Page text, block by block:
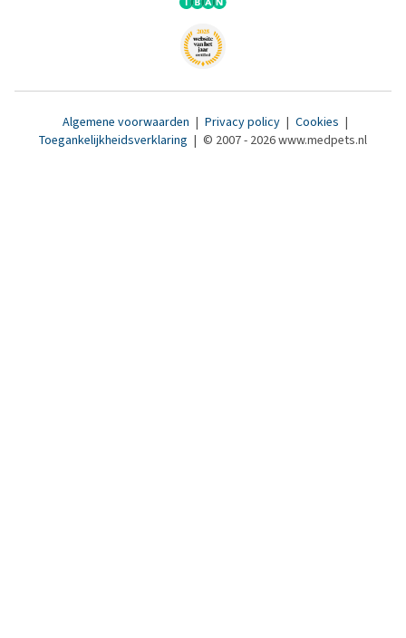
Algemene voorwaarden | Privacy policy | Cookies |
Toegankelijkheidsverklaring | © 2007 - 2026 www.medpets.nl